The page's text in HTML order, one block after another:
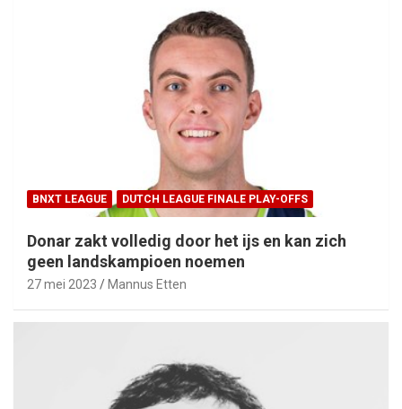
BNXT LEAGUE DUTCH LEAGUE FINALE PLAY-OFFS
Donar zakt volledig door het ijs en kan zich
geen landskampioen noemen
27 mei 2023 Mannus Etten